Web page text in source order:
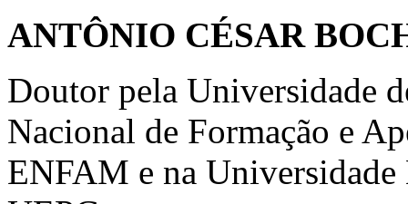
ANTÔNIO CÉSAR
Doutor pela Universidade
Nacional de Formação e
ENFAM e na Universidade